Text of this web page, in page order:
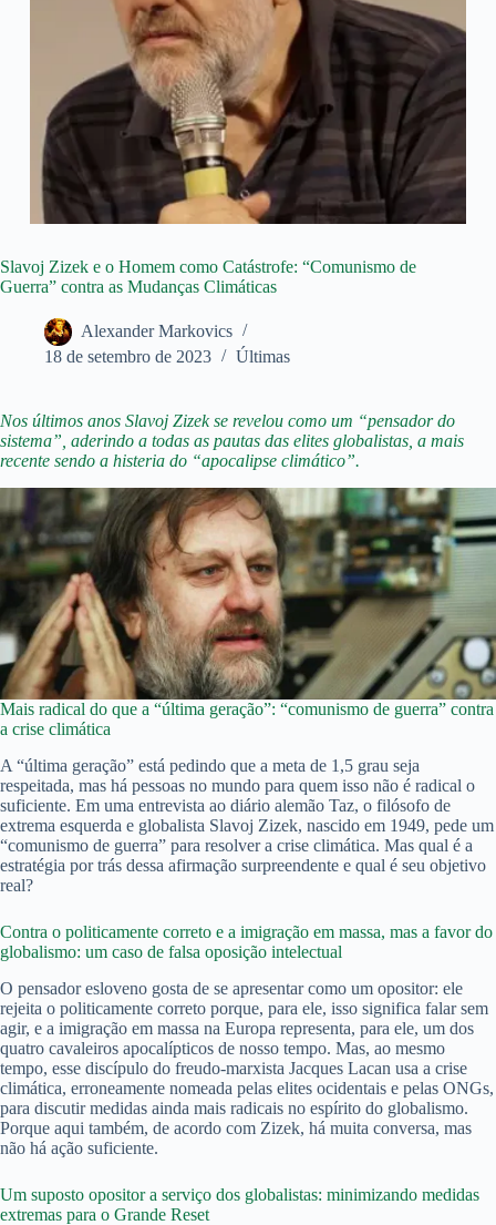
Slavoj Zizek e o Homem como Catástrofe: “Comunismo de
Guerra” contra as Mudanças Climáticas
Alexander Markovics
18 de setembro de 2023
Últimas
Nos últimos anos Slavoj Zizek se revelou como um “pensador do
sistema”, aderindo a todas as pautas das elites globalistas, a mais
recente sendo a histeria do “apocalipse climático”.
Mais radical do que a “última geração”: “comunismo de guerra” contra
a crise climática
A “última geração” está pedindo que a meta de 1,5 grau seja
respeitada, mas há pessoas no mundo para quem isso não é radical o
suficiente. Em uma entrevista ao diário alemão Taz, o filósofo de
extrema esquerda e globalista Slavoj Zizek, nascido em 1949, pede um
“comunismo de guerra” para resolver a crise climática. Mas qual é a
estratégia por trás dessa afirmação surpreendente e qual é seu objetivo
real?
Contra o politicamente correto e a imigração em massa, mas a favor do
globalismo: um caso de falsa oposição intelectual
O pensador esloveno gosta de se apresentar como um opositor: ele
rejeita o politicamente correto porque, para ele, isso significa falar sem
agir, e a imigração em massa na Europa representa, para ele, um dos
quatro cavaleiros apocalípticos de nosso tempo. Mas, ao mesmo
tempo, esse discípulo do freudo-marxista Jacques Lacan usa a crise
climática, erroneamente nomeada pelas elites ocidentais e pelas ONGs,
para discutir medidas ainda mais radicais no espírito do globalismo.
Porque aqui também, de acordo com Zizek, há muita conversa, mas
não há ação suficiente.
Um suposto opositor a serviço dos globalistas: minimizando medidas
extremas para o Grande Reset